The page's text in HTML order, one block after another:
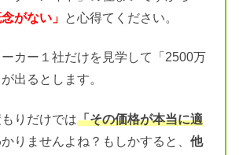
がない」 と心得てください。
カー１社だけを見学して「2500万
出るとします。
りだけでは「その価格が本当に適
りませんよね？もしかすると、 他